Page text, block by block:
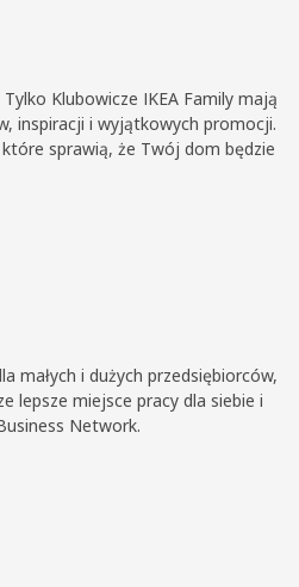
Klubowicze IKEA Family mają
inspiracji i wyjątkowych promocji.
sprawią, że Twój dom będzie
małych i dużych przedsiębiorców,
lepsze miejsce pracy dla siebie i
Network.